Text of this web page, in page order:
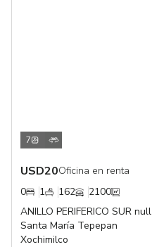
7
USD20Oficina en renta
0
1 162
2100
ANILLO PERIFERICO SUR null
Santa María Tepepan
Xochimilco